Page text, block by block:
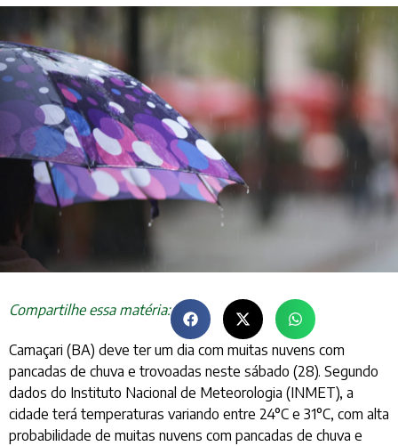
Compartilhe essa matéria:
Camaçari (BA) deve ter um dia com muitas nuvens com
pancadas de chuva e trovoadas neste sábado (28). Segundo
dados do Instituto Nacional de Meteorologia (INMET), a
cidade terá temperaturas variando entre 24°C e 31°C, com alta
probabilidade de muitas nuvens com pancadas de chuva e